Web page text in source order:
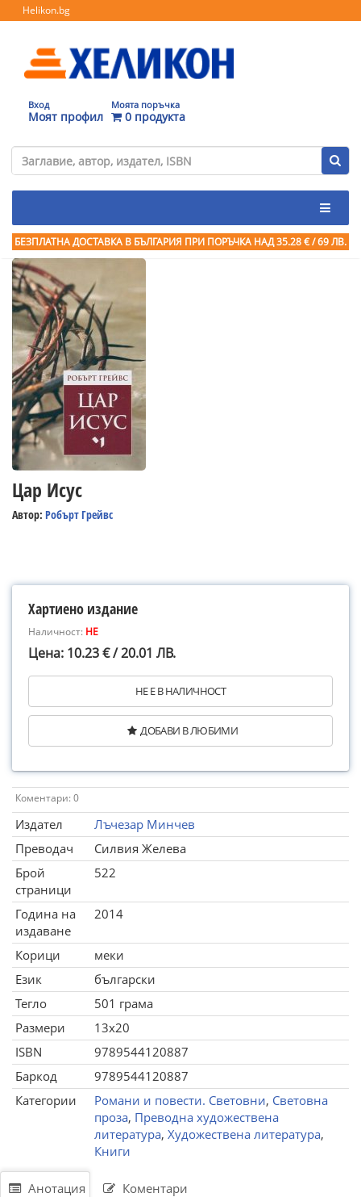
Helikon.bg
Вход
Моят профил
Моята поръчка
0 продукта
БЕЗПЛАТНА ДОСТАВКА В БЪЛГАРИЯ ПРИ ПОРЪЧКА НАД 35.28 € / 69 ЛВ.
Цар Исус
Автор: Робърт Грейвс
Хартиено издание
Наличност: НЕ
Цена: 10.23 € / 20.01 ЛВ.
НЕ Е В НАЛИЧНОСТ
ДОБАВИ В ЛЮБИМИ
Коментари: 0
Издател
Лъчезар Минчев
Преводач
Силвия Желева
Брой
страници
522
Година на
издаване
2014
Корици
меки
Език
български
Тегло
501 грама
Размери
13x20
ISBN
9789544120887
Баркод
9789544120887
Категории
Романи и повести. Световни, Световна
проза, Преводна художествена
литература, Художествена литература,
Книги
Анотация Коментари